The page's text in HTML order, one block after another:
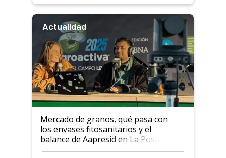
Actualidad
Mercado de granos, qué pasa con
los envases fitosanitarios y el
balance de Aapresid en La Posta